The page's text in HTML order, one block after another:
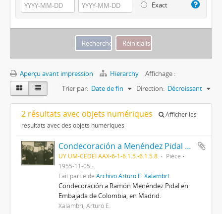
Exact
Aperçu avant impression Hierarchy
Affichage :
Trier par: Date de fin Direction: Décroissant
2 résultats avec objets numériques
Afficher les
résultats avec des objets numériques
Condecoración a Menéndez Pidal en Embajada de Colombia
UY UM-CEDEI AAX-6-1-6.1.5.-6.1.5.8.
Pièce
1955-11-05
Fait partie de Archivo Arturo E. Xalambrí
Condecoración a Ramón Menéndez Pidal en
Embajada de Colombia, en Madrid.
Xalambrí, Arturo E.